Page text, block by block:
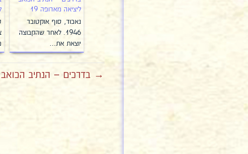
ליציאה מארופה 19
נאכוד, סוף אוקטובר
1946. לאחר שהקבוצה
יוצאת את…
→ בדרכים – הנתיב הכואב